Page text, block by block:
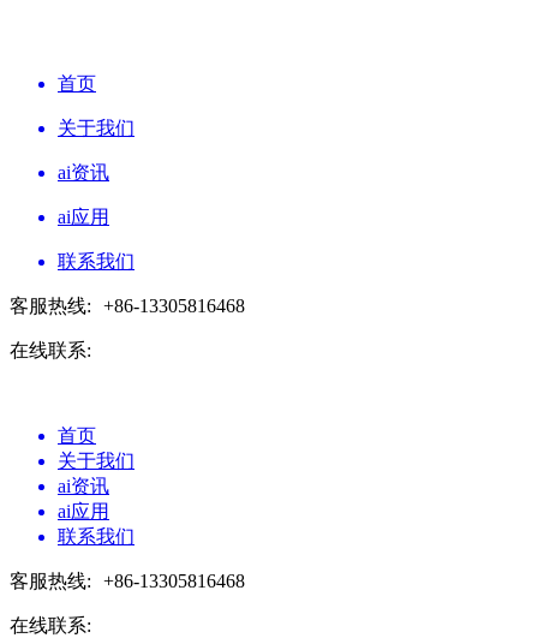
首页
关于我们
ai资讯
ai应用
联系我们
客服热线: +86-13305816468
在线联系:
首页
关于我们
ai资讯
ai应用
联系我们
客服热线: +86-13305816468
在线联系: